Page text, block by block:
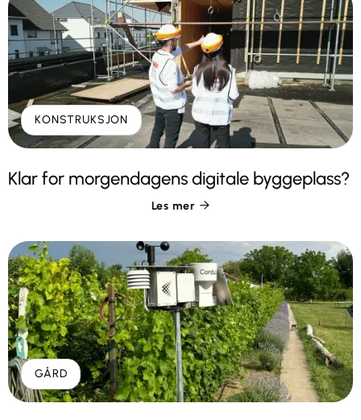
KONSTRUKSJON
Klar for morgendagens digitale byggeplass?
Les mer 
GÅRD